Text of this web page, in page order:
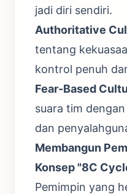
jadi diri sendiri.
Authoritative
tentang
kontrol penuh
Fear-Based
suara tim
dan
Membangun
Konsep "8C
Pemimpin yang